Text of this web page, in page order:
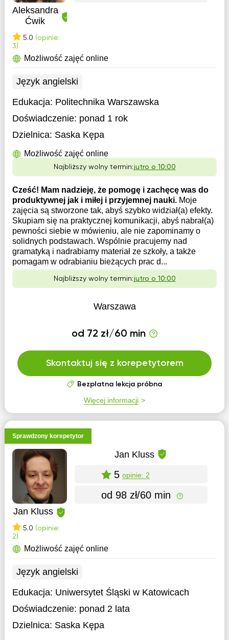
Aleksandra
Ćwik
5.0 (opinie:
3)
Możliwość zajęć online
Język angielski
Edukacja: Politechnika Warszawska
Doświadczenie: ponad 1 rok
Dzielnica: Saska Kępa
Możliwość zajęć online
Najbliższy wolny termin:jutro o 10:00
Cześć! Mam nadzieję, że pomogę i zachęcę was do
produktywnej jak i miłej i przyjemnej nauki. Moje
zajęcia są stworzone tak, abyś szybko widział(a) efekty.
Skupiam się na praktycznej komunikacji, abyś nabrał(a)
pewności siebie w mówieniu, ale nie zapominamy o
solidnych podstawach. Wspólnie pracujemy nad
gramatyką i nadrabiamy materiał ze szkoły, a także
pomagam w odrabianiu bieżących prac d...
Najbliższy wolny termin:jutro o 10:00
Warszawa
od 72 zł/60 min
Skontaktuj się z korepetytorem
Bezpłatna lekcja próbna
Więcej informacji
Sprawdzony korepetytor
Jan Kluss
5.0 (opinie:
2)
Jan Kluss
5 opinie: 2
od 98 zł/60 min
Możliwość zajęć online
Język angielski
Edukacja: Uniwersytet Śląski w Katowicach
Doświadczenie: ponad 2 lata
Dzielnica: Saska Kępa